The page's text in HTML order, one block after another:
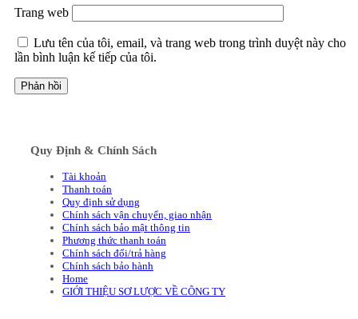
Trang web
Lưu tên của tôi, email, và trang web trong trình duyệt này cho
lần bình luận kế tiếp của tôi.
Quy Định & Chính Sách
Tài khoản
Thanh toán
Quy định sử dụng
Chính sách vận chuyển, giao nhận
Chính sách bảo mật thông tin
Phương thức thanh toán
Chính sách đổi/trả hàng
Chính sách bảo hành
Home
GIỚI THIỆU SƠ LƯỢC VỀ CÔNG TY